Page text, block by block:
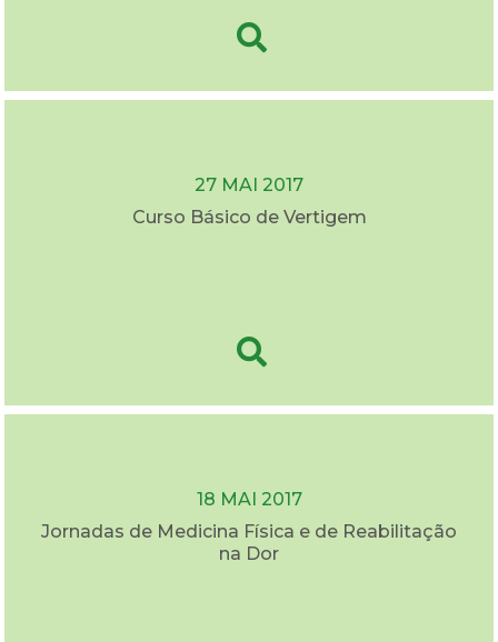
27 MAI 2017
Curso Básico de Vertigem
18 MAI 2017
Jornadas de Medicina Física e de Reabilitação
na Dor